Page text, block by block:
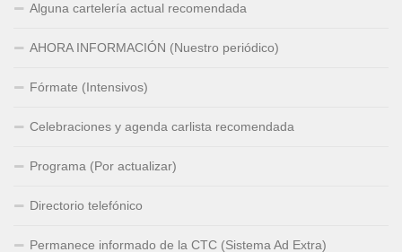
Alguna cartelería actual recomendada
AHORA INFORMACIÓN (Nuestro periódico)
Fórmate (Intensivos)
Celebraciones y agenda carlista recomendada
Programa (Por actualizar)
Directorio telefónico
Permanece informado de la CTC (Sistema Ad Extra)